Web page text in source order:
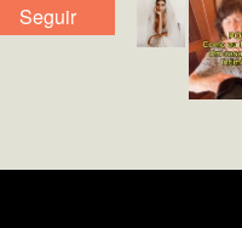
Seguir